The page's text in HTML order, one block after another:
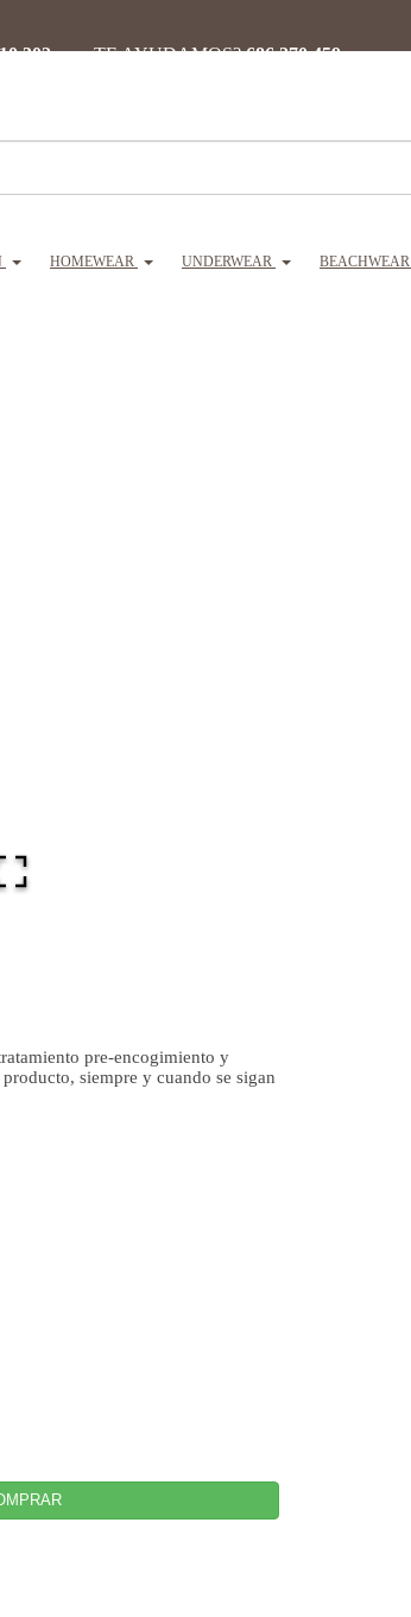
302 ·¿TE AYUDAMOS?686 270 459
HOMEWEAR UNDERWEAR BEACHWEAR
pre-encogimiento y
siempre y cuando se sigan